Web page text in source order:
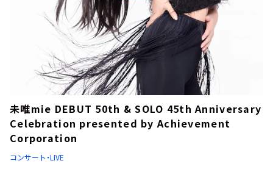
未唯mie DEBUT 50th & SOLO 45th Anniversary
Celebration presented by Achievement
Corporation
コンサート・LIVE